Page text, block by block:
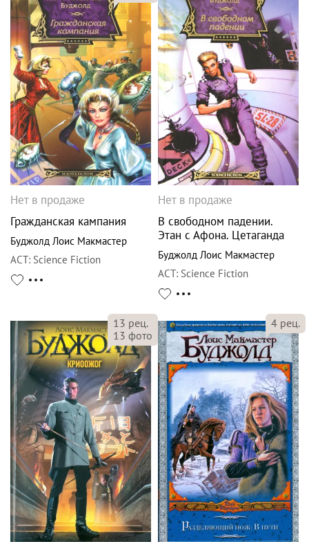
Нет в продаже
Гражданская кампания
Буджолд Лоис Макмастер
АСТ: Science Fiction
Нет в продаже
В свободном падении.
Этан с Афона. Цетаганда
Буджолд Лоис Макмастер
АСТ: Science Fiction
13 рец.
13 фото
4 рец.